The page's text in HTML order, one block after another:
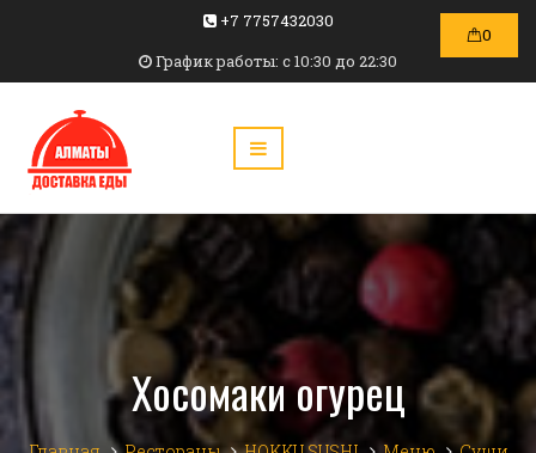
+7 7757432030
График работы: c 10:30 до 22:30
0
Хосомаки огурец